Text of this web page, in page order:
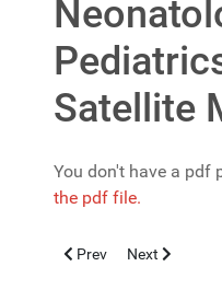
Satellite
You don't have a pdf
the pdf file.
Previous article:
Prev Next article:
Next